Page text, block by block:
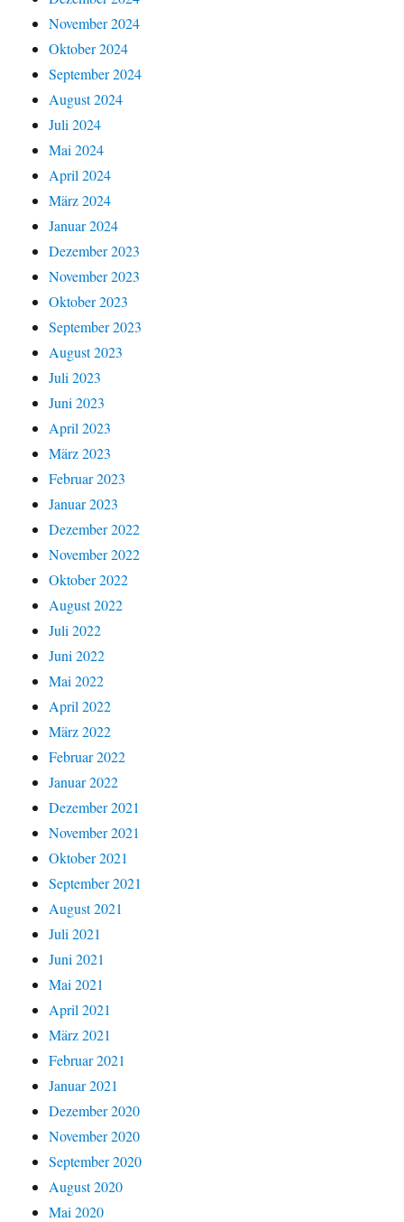
November 2024
Oktober 2024
September 2024
August 2024
Juli 2024
Mai 2024
April 2024
März 2024
Januar 2024
Dezember 2023
November 2023
Oktober 2023
September 2023
August 2023
Juli 2023
Juni 2023
April 2023
März 2023
Februar 2023
Januar 2023
Dezember 2022
November 2022
Oktober 2022
August 2022
Juli 2022
Juni 2022
Mai 2022
April 2022
März 2022
Februar 2022
Januar 2022
Dezember 2021
November 2021
Oktober 2021
September 2021
August 2021
Juli 2021
Juni 2021
Mai 2021
April 2021
März 2021
Februar 2021
Januar 2021
Dezember 2020
November 2020
September 2020
August 2020
Mai 2020